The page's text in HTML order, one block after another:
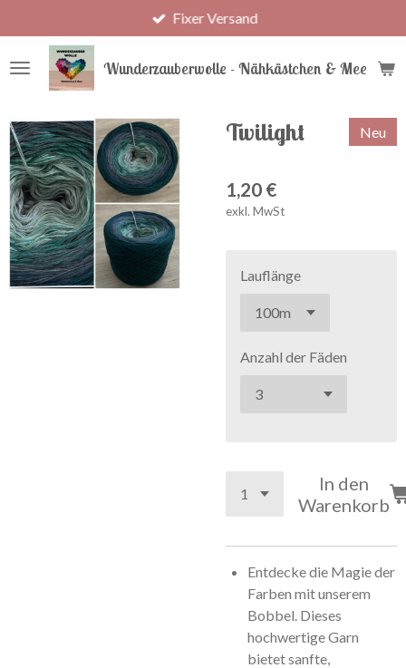
Hauptinhalt
springen
Wunderzauberwolle - Nähkästchen & Meer
Fixer Versand
Twilight Neu
1,20 €
exkl. MwSt
Lauflänge
Anzahl der Fäden
In den
Warenkorb
Entdecke die Magie der
Farben mit unserem
Bobbel. Dieses
hochwertige Garn
bietet sanfte,